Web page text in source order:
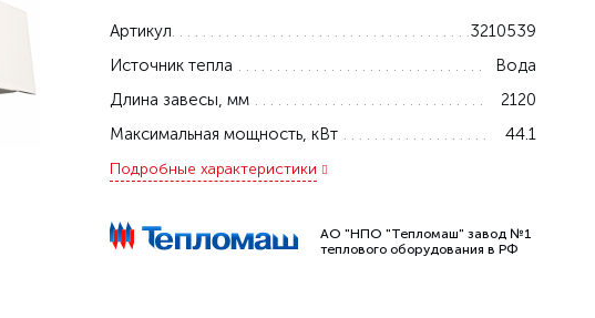
Артикул
3210539
Источник тепла
Вода
Длина завесы, мм
2120
Максимальная мощность, кВт
44.1
Подробные характеристики
АО "НПО "Тепломаш" завод №1
теплового оборудования в РФ